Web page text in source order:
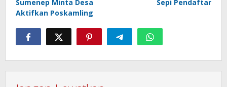
Sumenep Minta Desa
Aktifkan Poskamling
Sepi Pendaftar